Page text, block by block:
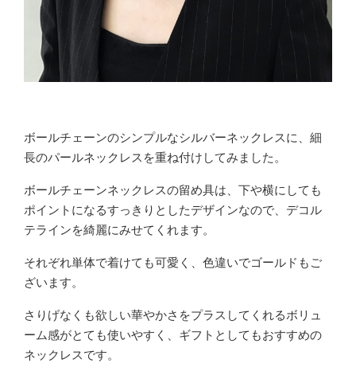
ボールチェーンのシンプルなシルバーネックレスに、細
長のパールネックレスを重ね付けしてみました。
ボールチェーンネックレスの留め具は、下や横にしても
ポイントになるすっきりとしたデザインなので、デコル
テラインを綺麗にみせてくれます。
それぞれ単体で着けても可愛く、色違いでゴールドもご
ざいます。
さりげなくも欲しい華やかさをプラスしてくれるボリュ
ーム感がとても使いやすく、ギフトとしてもおすすめの
ネックレスです。